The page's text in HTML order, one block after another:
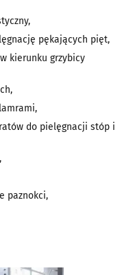
pękających pięt,
kierunku grzybicy
do pielęgnacji stóp i
paznokci,